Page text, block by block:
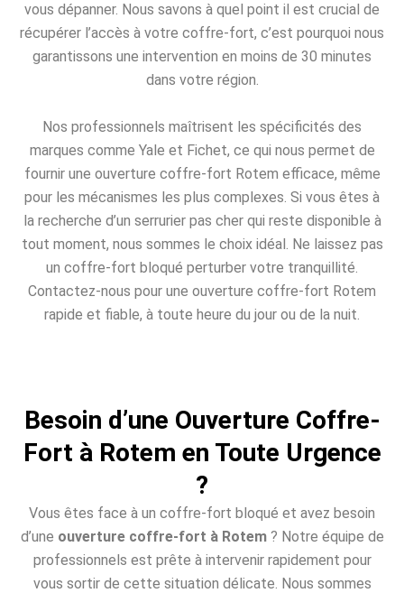
vous dépanner. Nous savons à quel point il est crucial de
récupérer l’accès à votre coffre-fort, c’est pourquoi nous
garantissons une intervention en moins de 30 minutes
dans votre région.
Nos professionnels maîtrisent les spécificités des
marques comme Yale et Fichet, ce qui nous permet de
fournir une ouverture coffre-fort Rotem efficace, même
pour les mécanismes les plus complexes. Si vous êtes à
la recherche d’un serrurier pas cher qui reste disponible à
tout moment, nous sommes le choix idéal. Ne laissez pas
un coffre-fort bloqué perturber votre tranquillité.
Contactez-nous pour une ouverture coffre-fort Rotem
rapide et fiable, à toute heure du jour ou de la nuit.
Besoin d’une Ouverture Coffre-
Fort à Rotem en Toute Urgence
?
Vous êtes face à un coffre-fort bloqué et avez besoin
d’une ouverture coffre-fort à Rotem? Notre équipe de
professionnels est prête à intervenir rapidement pour
vous sortir de cette situation délicate. Nous sommes